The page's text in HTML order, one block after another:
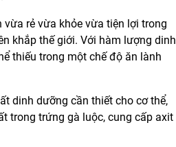
rẻ vừa khỏe vừa tiện lợi trong
khắp thế giới. Với hàm lượng dinh
thiếu trong một chế độ ăn lành
dinh dưỡng cần thiết cho cơ thể,
trong trứng gà luộc, cung cấp axit